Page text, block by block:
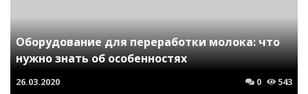
Оборудование для переработки молока: что
нужно знать об особенностях
26.03.2020 0 543